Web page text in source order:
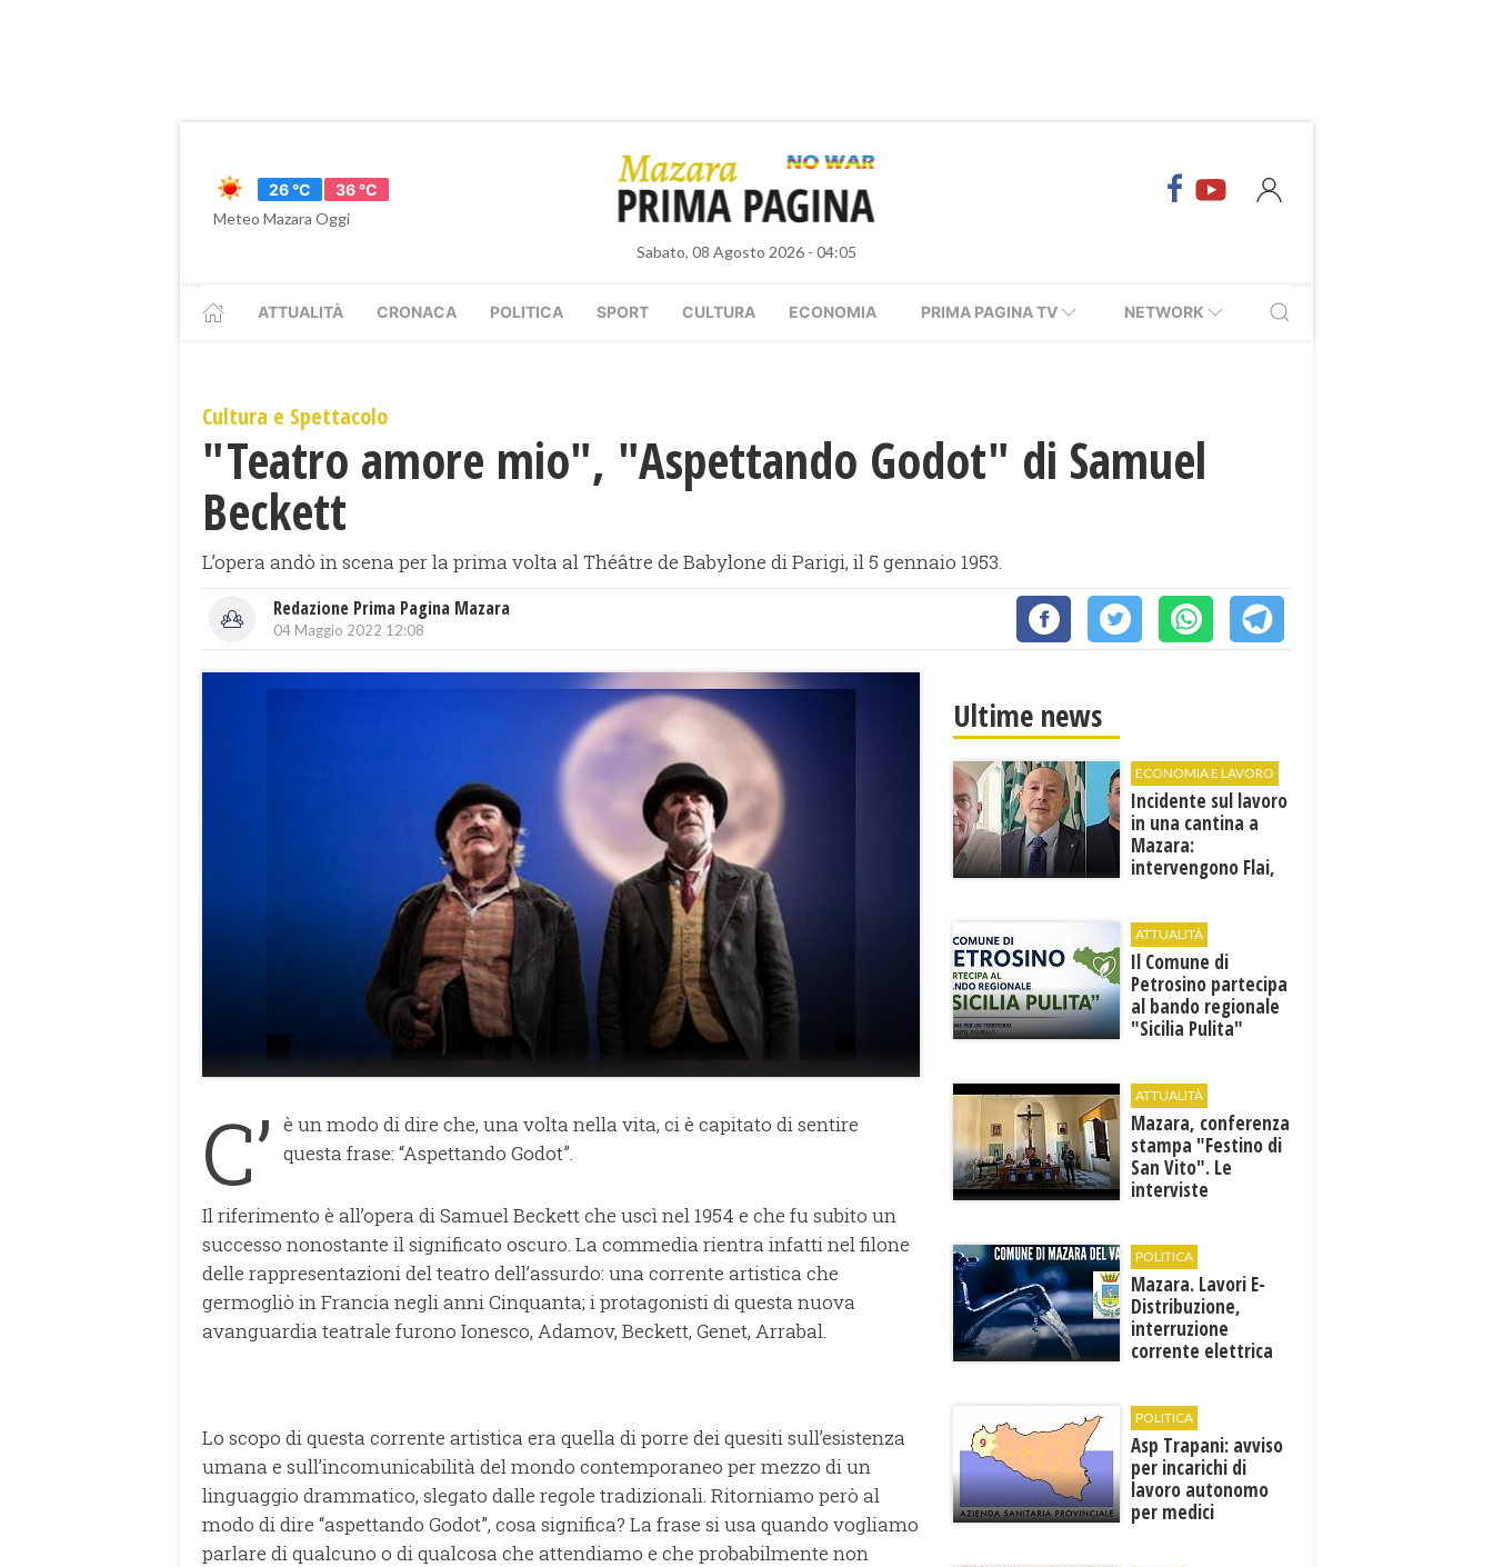
26 °C
36 °C
Meteo Mazara Oggi
Sabato, 08 Agosto 2026 - 04:05
ATTUALITÀ CRONACA POLITICA SPORT CULTURA ECONOMIA PRIMA PAGINA TV NETWORK
Cultura e Spettacolo
"Teatro amore mio", "Aspettando Godot" di Samuel
Beckett
L’opera andò in scena per la prima volta al Théâtre de Babylone di Parigi, il 5 gennaio 1953.
Redazione Prima Pagina Mazara
04 Maggio 2022 12:08
C’ è un modo di dire che, una volta nella vita, ci è capitato di sentire
questa frase: “Aspettando Godot”.
Il riferimento è all’opera di Samuel Beckett che uscì nel 1954 e che fu subito un
successo nonostante il significato oscuro. La commedia rientra infatti nel filone
delle rappresentazioni del teatro dell’assurdo: una corrente artistica che
germogliò in Francia negli anni Cinquanta; i protagonisti di questa nuova
avanguardia teatrale furono Ionesco, Adamov, Beckett, Genet, Arrabal.
Lo scopo di questa corrente artistica era quella di porre dei quesiti sull’esistenza
umana e sull’incomunicabilità del mondo contemporaneo per mezzo di un
linguaggio drammatico, slegato dalle regole tradizionali. Ritorniamo però al
modo di dire “aspettando Godot”, cosa significa? La frase si usa quando vogliamo
parlare di qualcuno o di qualcosa che attendiamo e che probabilmente non
Ultime news
ECONOMIA E LAVORO
Incidente sul lavoro
in una cantina a
Mazara:
intervengono Flai,
ATTUALITÀ
​Il Comune di
Petrosino partecipa
al bando regionale
"Sicilia Pulita"
ATTUALITÀ
Mazara, conferenza
stampa "Festino di
San Vito". Le
interviste
POLITICA
Mazara. Lavori E-
Distribuzione,
interruzione
corrente elettrica
POLITICA
Asp Trapani: avviso
per incarichi di
lavoro autonomo
per medici